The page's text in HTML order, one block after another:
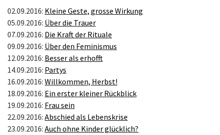
02.09.2016: Kleine Geste, grosse Wirkung
05.09.2016: Über die Trauer
07.09.2016: Die Kraft der Rituale
09.09.2016: Über den Feminismus
12.09.2016: Besser als erhofft
14.09.2016: Partys
16.09.2016: Willkommen, Herbst!
18.09.2016: Ein erster kleiner Rückblick
19.09.2016: Frau sein
22.09.2016: Abschied als Lebenskrise
23.09.2016: Auch ohne Kinder glücklich?